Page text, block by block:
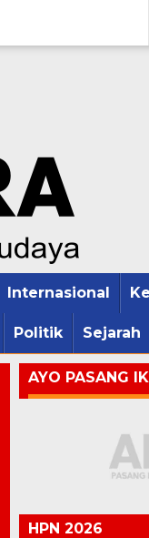
Internasional
Politik Sejarah
AYO PASANG
HPN 2026